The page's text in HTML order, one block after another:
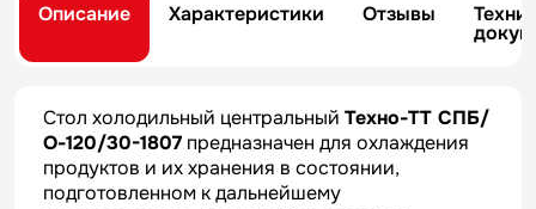
Описание Характеристики Отзывы
Стол холодильный центральный Техно-ТТ СПБ/
О-120/30-1807 предназначен для охлаждения
продуктов и их хранения в состоянии,
подготовленном к дальнейшему